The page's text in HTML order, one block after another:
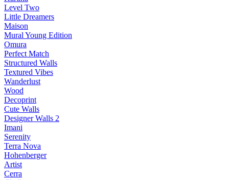
Level Two
Little Dreamers
Maison
Mural Young Edition
Omura
Perfect Match
Structured Walls
Textured Vibes
Wanderlust
Wood
Decoprint
Cute Walls
Designer Walls 2
Imani
Serenity
Terra Nova
Hohenberger
Artist
Cerra